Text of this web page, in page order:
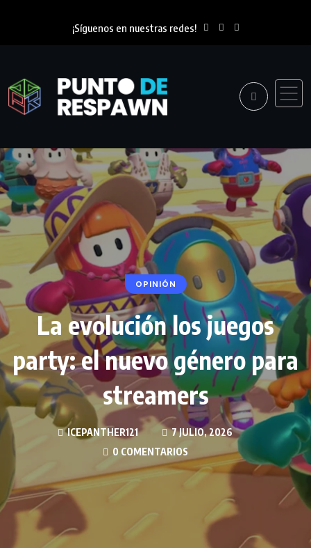
¡Síguenos en nuestras redes!
OPINIÓN
La evolución los juegos
party: el nuevo género para
streamers
ICEPANTHER121
7 JULIO, 2026
0 COMENTARIOS